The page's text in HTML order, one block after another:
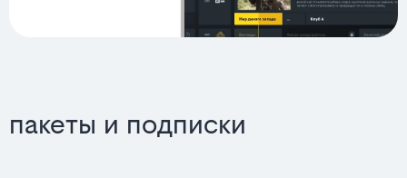
пакеты и подписки